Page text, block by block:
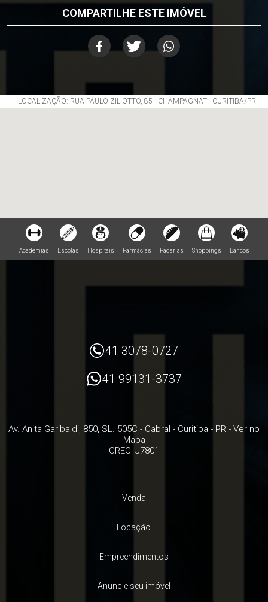
COMPARTILHE ESTE IMÓVEL
LOCALIZAÇÃO: RUA PAULO ZILIOTTO, 85 - CHAMPAGNAT - CURITIBA/PR
Academias Escolas Hospitais Farmácias Padarias Shoppings Bancos
41 3078-0727
41 99131-3737
Av. Anita Garibaldi, 850, SL. 505C - Cabral - Curitiba - PR - Ver no
Mapa
CRECI J7801
Venda
Locação
Empreendimentos
Anuncie seu imóvel